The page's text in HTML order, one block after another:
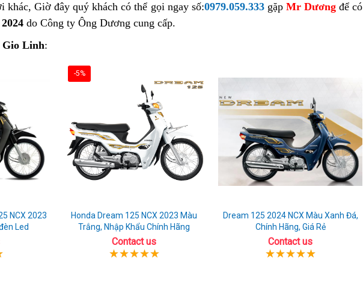
khác, Giờ đây quý khách có thể gọi ngay số:0979.059.333gặp Mr Dươngđể có
do Công ty Ông Dương cung cấp.
Gio Linh:
NCX 2023
Led
-5%
Honda Dream 125 NCX 2023 Màu
Trắng, Nhập Khẩu Chính Hãng
Contact us
Dream 125 2024 NCX Màu Xanh Đá,
Chính Hãng, Giá Rẻ
Contact us